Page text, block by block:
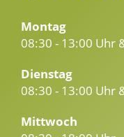
Montag
08:30 - 13:00 Uhr
Dienstag
08:30 - 13:00 Uhr
Mittwoch